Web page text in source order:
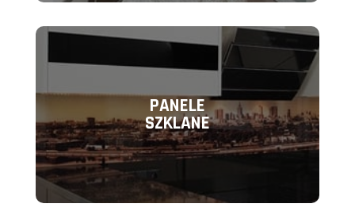
PANELE
SZKLANE